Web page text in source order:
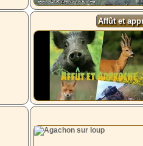
Affût et